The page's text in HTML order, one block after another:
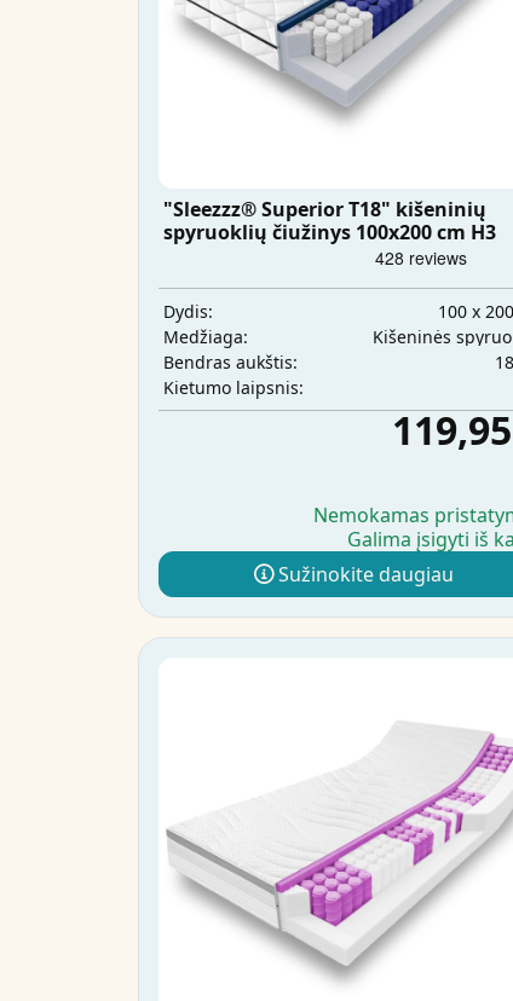
"Sleezzz® Superior T18" kišeninių
spyruoklių čiužinys 100x200 cm H3
Dydis:
100 x
Medžiaga:
Kišeninės
Bendras aukštis:
Kietumo laipsnis:
Nemokamas
Galima įsigyti iš
Sužinokite daugiau